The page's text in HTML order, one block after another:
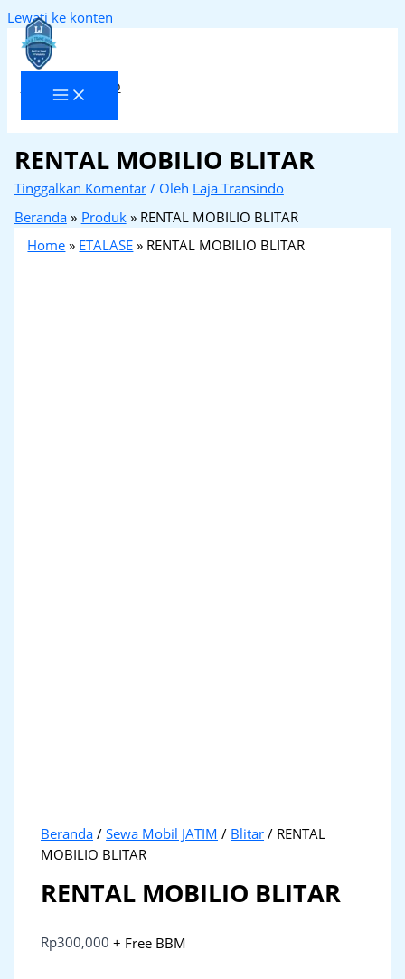
Lewati ke konten
Laja Transindo
RENTAL MOBILIO BLITAR
Tinggalkan Komentar / Oleh Laja Transindo
Beranda
Produk
RENTAL MOBILIO BLITAR
Home » ETALASE » RENTAL MOBILIO BLITAR
Beranda /Sewa Mobil JATIM / Blitar / RENTAL
MOBILIO BLITAR
RENTAL MOBILIO BLITAR
Rp300,000 + Free BBM